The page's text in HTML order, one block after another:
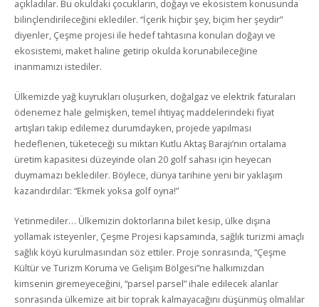
açıkladılar. Bu okuldaki çocukların, doğayı ve ekosistem konusunda
bilinçlendirileceğini eklediler. “İçerik hiçbir şey, biçim her şeydir”
diyenler, Çeşme projesi ile hedef tahtasına konulan doğayı ve
ekosistemi, maket haline getirip okulda korunabileceğine
inanmamızı istediler.
Ülkemizde yağ kuyrukları oluşurken, doğalgaz ve elektrik faturaları
ödenemez hale gelmişken, temel ihtiyaç maddelerindeki fiyat
artışları takip edilemez durumdayken, projede yapılması
hedeflenen, tüketeceği su miktarı Kutlu Aktaş Barajı’nın ortalama
üretim kapasitesi düzeyinde olan 20 golf sahası için heyecan
duymamazı beklediler. Böylece, dünya tarihine yeni bir yaklaşım
kazandırdılar: “Ekmek yoksa golf oyna!”
Yetinmediler… Ülkemizin doktorlarına bilet kesip, ülke dışına
yollamak isteyenler, Çeşme Projesi kapsamında, sağlık turizmi amaçlı
sağlık köyü kurulmasından söz ettiler. Proje sonrasında, “Çeşme
Kültür ve Turizm Koruma ve Gelişim Bölgesi”ne halkımızdan
kimsenin giremeyeceğini, “parsel parsel” ihale edilecek alanlar
sonrasında ülkemize ait bir toprak kalmayacağını düşünmüş olmalılar